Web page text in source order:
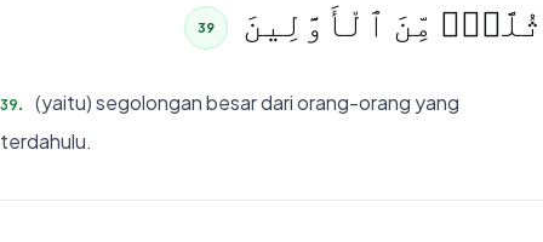
ثُلَّةٌۭ مِّنَ ٱلْأَوَّلِينَ 39
39.
(yaitu) segolongan besar dari orang-orang yang
terdahulu.